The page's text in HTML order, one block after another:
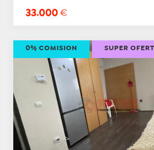
33.000 €
0% COMISION SUPER